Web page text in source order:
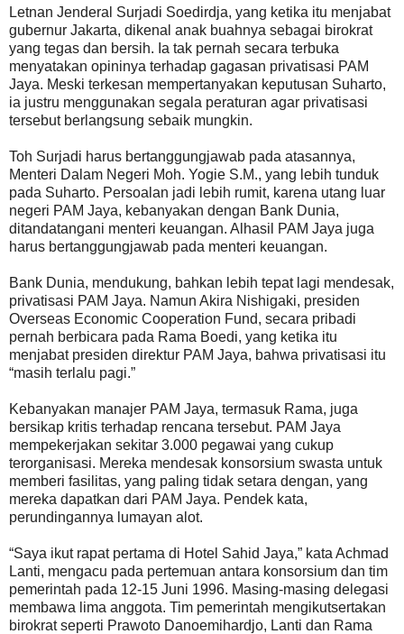
Letnan Jenderal Surjadi Soedirdja, yang ketika itu menjabat
gubernur Jakarta, dikenal anak buahnya sebagai birokrat
yang tegas dan bersih. Ia tak pernah secara terbuka
menyatakan opininya terhadap gagasan privatisasi PAM
Jaya. Meski terkesan mempertanyakan keputusan Suharto,
ia justru menggunakan segala peraturan agar privatisasi
tersebut berlangsung sebaik mungkin.
Toh Surjadi harus bertanggungjawab pada atasannya,
Menteri Dalam Negeri Moh. Yogie S.M., yang lebih tunduk
pada Suharto. Persoalan jadi lebih rumit, karena utang luar
negeri PAM Jaya, kebanyakan dengan Bank Dunia,
ditandatangani menteri keuangan. Alhasil PAM Jaya juga
harus bertanggungjawab pada menteri keuangan.
Bank Dunia, mendukung, bahkan lebih tepat lagi mendesak,
privatisasi PAM Jaya. Namun Akira Nishigaki, presiden
Overseas Economic Cooperation Fund, secara pribadi
pernah berbicara pada Rama Boedi, yang ketika itu
menjabat presiden direktur PAM Jaya, bahwa privatisasi itu
“masih terlalu pagi.”
Kebanyakan manajer PAM Jaya, termasuk Rama, juga
bersikap kritis terhadap rencana tersebut. PAM Jaya
mempekerjakan sekitar 3.000 pegawai yang cukup
terorganisasi. Mereka mendesak konsorsium swasta untuk
memberi fasilitas, yang paling tidak setara dengan, yang
mereka dapatkan dari PAM Jaya. Pendek kata,
perundingannya lumayan alot.
“Saya ikut rapat pertama di Hotel Sahid Jaya,” kata Achmad
Lanti, mengacu pada pertemuan antara konsorsium dan tim
pemerintah pada 12-15 Juni 1996. Masing-masing delegasi
membawa lima anggota. Tim pemerintah mengikutsertakan
birokrat seperti Prawoto Danoemihardjo, Lanti dan Rama